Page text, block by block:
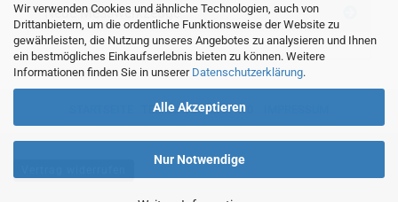
Wir verwenden Cookies und ähnliche Technologien, auch von
Drittanbietern, um die ordentliche Funktionsweise der Website zu
gewährleisten, die Nutzung unseres Angebotes zu analysieren und Ihnen
ein bestmögliches Einkaufserlebnis bieten zu können. Weitere
Informationen finden Sie in unserer Datenschutzerklärung.
Alle Akzeptieren
Nur Notwendige
Neue Messwerkzeuge
TEL. 00493382707470